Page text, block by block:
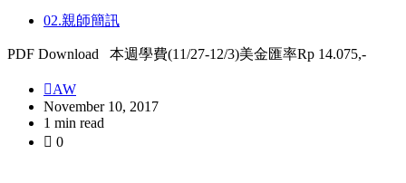
02.親師簡訊
PDF Download 本週學費(11/27-12/3)美金匯率Rp 14.075,-
AW
November 10, 2017
1 min read
0